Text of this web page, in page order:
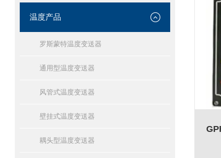
温度产品
罗斯蒙特温度变送器
通用型温度变送器
风管式温度变送器
壁挂式温度变送器
耦头型温度变送器